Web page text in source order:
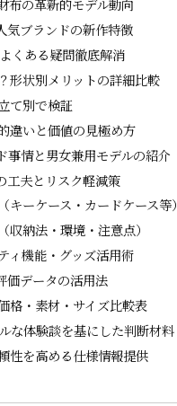
布の革新的モデル動向
気ブランドの新作特徴
くある疑問徹底解消
形状別メリットの詳細比較
て別で検証
違いと価値の見極め方
事情と男女兼用モデルの紹介
工夫とリスク軽減策
ーケース・カードケース等）
納法・環境・注意点）
ィ機能・グッズ活用術
価データの活用法
格・素材・サイズ比較表
な体験談を基にした判断材料
性を高める仕様情報提供